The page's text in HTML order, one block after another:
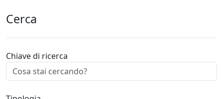
Cerca
Chiave di ricerca